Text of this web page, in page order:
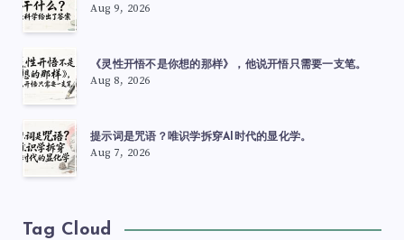
Aug 9, 2026
《灵性开悟不是你想的那样》，他说开悟只需要一支笔。
Aug 8, 2026
提示词是咒语？唯识学拆穿AI时代的显化学。
Aug 7, 2026
Tag Cloud